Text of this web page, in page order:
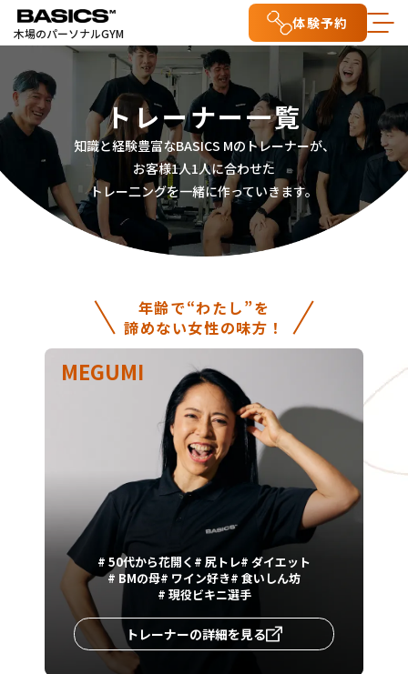
木場のパーソナルGYM
体験予約
トレーナー一覧
知識と経験豊富なBASICS Mのトレーナーが、
お客様1人1人に合わせた
トレー二ングを一緒に作っていきます。
年齢で“わたし”を
諦めない女性の味方！
MEGUMI
# 50代から花開く # 尻トレ# ダイエット
# BMの母# ワイン好き# 食いしん坊
# 現役ビキニ選手
トレーナーの詳細を見る